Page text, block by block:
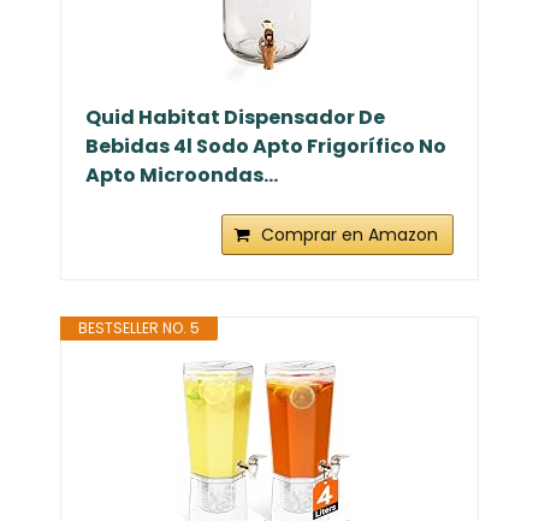
Quid Habitat Dispensador De
Bebidas 4l Sodo Apto Frigorífico No
Apto Microondas...
Comprar en Amazon
BESTSELLER NO. 5